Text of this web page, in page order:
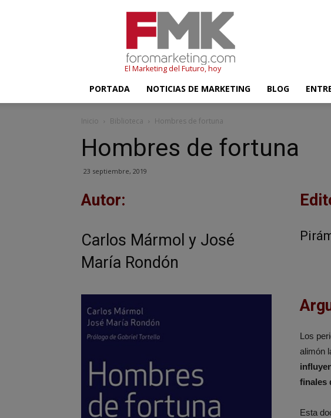
El Marketing del Futuro, hoy
PORTADA NOTICIAS DE MARKETING BLOG
Inicio Biblioteca Hombres de fortuna
Hombres de fortuna
23 septiembre, 2019
Autor:
Carlos Mármol y José
María Rondón
Los
alimón
finales
Esta